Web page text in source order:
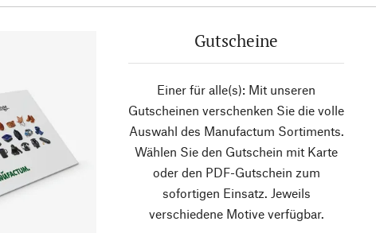
Gutscheine
Einer für alle(s): Mit unseren
Gutscheinen verschenken Sie die volle
Auswahl des Manufactum Sortiments.
Wählen Sie den Gutschein mit Karte
oder den PDF-Gutschein zum
sofortigen Einsatz. Jeweils
verschiedene Motive verfügbar.